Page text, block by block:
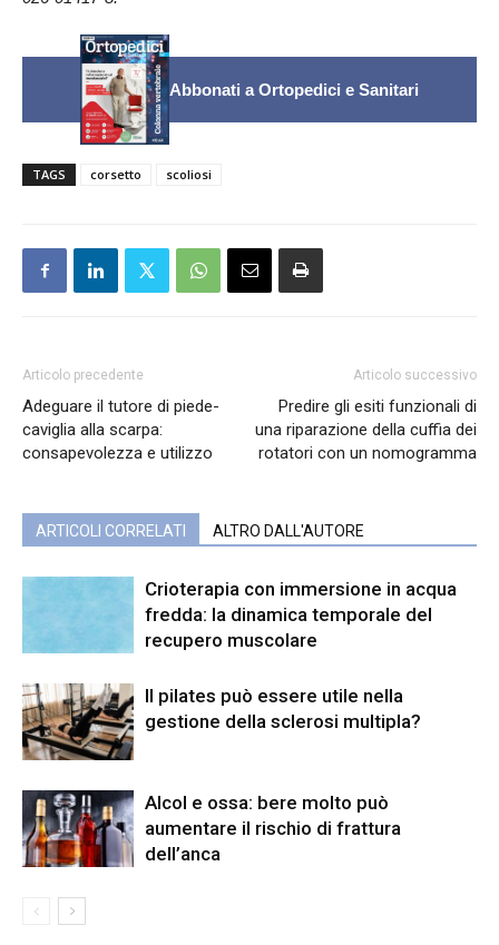
Abbonati a Ortopedici e Sanitari
TAGS corsetto scoliosi
Articolo precedente
Adeguare il tutore di piede-
caviglia alla scarpa:
consapevolezza e utilizzo
Articolo successivo
Predire gli esiti funzionali di
una riparazione della cuffia dei
rotatori con un nomogramma
ARTICOLI CORRELATI ALTRO DALL'AUTORE
Crioterapia con immersione in acqua
fredda: la dinamica temporale del
recupero muscolare
Il pilates può essere utile nella
gestione della sclerosi multipla?
Alcol e ossa: bere molto può
aumentare il rischio di frattura
dell’anca